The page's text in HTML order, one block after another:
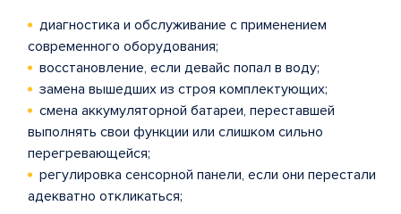
диагностика и обслуживание с применением
современного оборудования;
восстановление, если девайс попал в воду;
замена вышедших из строя комплектующих;
смена аккумуляторной батареи, переставшей
выполнять свои функции или слишком сильно
перегревающейся;
регулировка сенсорной панели, если они перестали
адекватно откликаться;